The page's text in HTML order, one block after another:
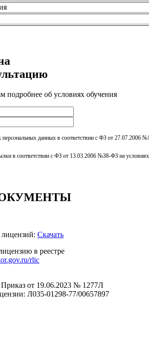
подробнее об условиях обучения
данных в соответствии с ФЗ от 27.07.2006
в соответствии с ФЗ от 13.03.2006 №38-ФЗ на
лицензий: Скачать
в реестре
rlic
от 19.06.2023 № 1277Л
Л035-01298-77/00657897